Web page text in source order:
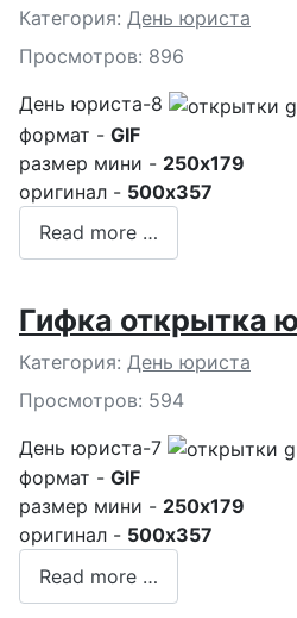
Подробности
Категория: День юриста
Просмотров: 896
День юриста-8
формат - GIF
размер мини - 250x179
оригинал - 500x357
Read more …
Гифка открытка
Подробности
Категория: День юриста
Просмотров: 594
День юриста-7
формат - GIF
размер мини - 250x179
оригинал - 500x357
Read more …